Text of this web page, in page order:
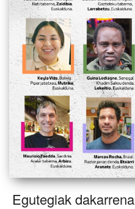
Egutegiak dakarrena